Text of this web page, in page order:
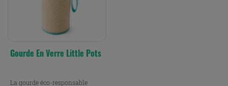
Gourde En Verre Little Pots
La gourde éco-responsable